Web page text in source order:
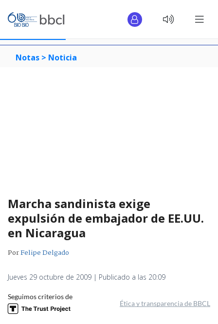
Notas > Noticia
Marcha sandinista exige
expulsión de embajador de EE.UU.
en Nicaragua
PorFelipe Delgado
Jueves 29 octubre de 2009 | Publicado a las 20:09
Seguimos criterios de
Ética y transparencia de BBCL